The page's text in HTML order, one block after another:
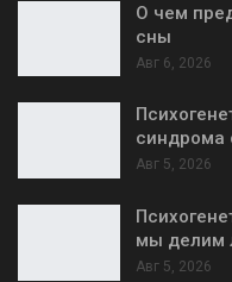
О чем
сны
Авг 6, 2026
синдрома
Авг 5, 2026
мы делим
Авг 5, 2026